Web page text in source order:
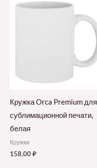
Кружка Orca Premium для
сублимационной печати,
белая
Кружки
158,00₽